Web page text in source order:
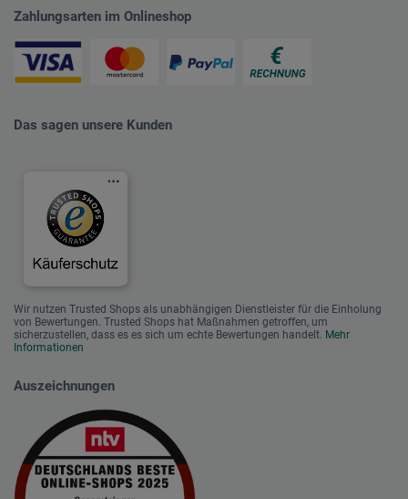
Zahlungsarten im Onlineshop
Das sagen unsere Kunden
Wir nutzen Trusted Shops als unabhängigen Dienstleister für die Einholung
von Bewertungen. Trusted Shops hat Maßnahmen getroffen, um
sicherzustellen, dass es es sich um echte Bewertungen handelt. Mehr
Informationen
Auszeichnungen